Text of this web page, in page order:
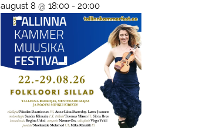
august 8 @ 18:00- 20:00